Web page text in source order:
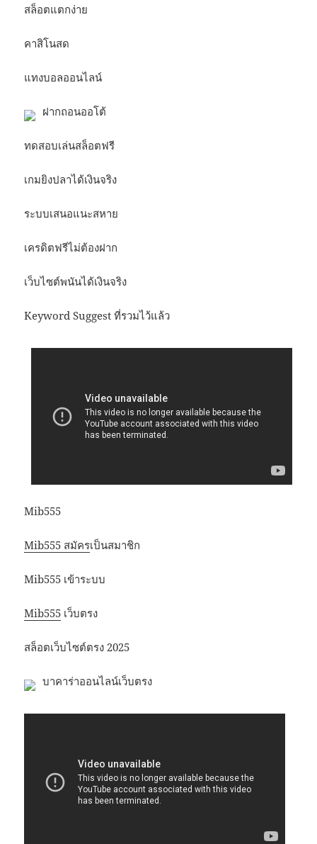
สล็อตแตกง่าย
คาสิโนสด
แทงบอลออนไลน์
ฝากถอนออโต้
ทดสอบเล่นสล็อตฟรี
เกมยิงปลาได้เงินจริง
ระบบเสนอแนะสหาย
เครดิตฟรีไม่ต้องฝาก
เว็บไซต์พนันได้เงินจริง
Keyword Suggest ที่รวมไว้แล้ว
Mib555
Mib555 สมัครเป็นสมาชิก
Mib555 เข้าระบบ
Mib555 เว็บตรง
สล็อตเว็บไซต์ตรง 2025
บาคาร่าออนไลน์เว็บตรง